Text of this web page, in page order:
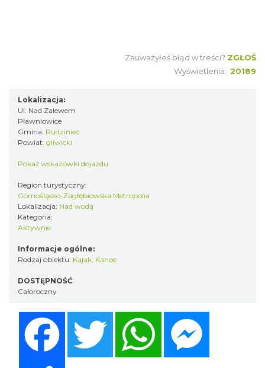
Zauważyłeś błąd w treści? ZGŁOŚ
Wyświetlenia: 20189
Lokalizacja:
Ul. Nad Zalewem
Pławniowice
Gmina: Rudziniec
Powiat: gliwicki
Pokaż wskazówki dojazdu
Region turystyczny:
Górnośląsko-Zagłębiowska Metropolia
Lokalizacja: Nad wodą
Kategoria:
Aktywnie
Informacje ogólne:
Rodzaj obiektu: Kajak, Kanoe
DOSTĘPNOŚĆ
Całoroczny
Twitter WhatsApp